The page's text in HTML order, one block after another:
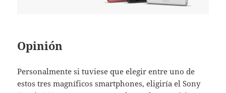
Opinión
Personalmente si tuviese que elegir entre uno de
estos tres magníficos smartphones, eligiría el Sony